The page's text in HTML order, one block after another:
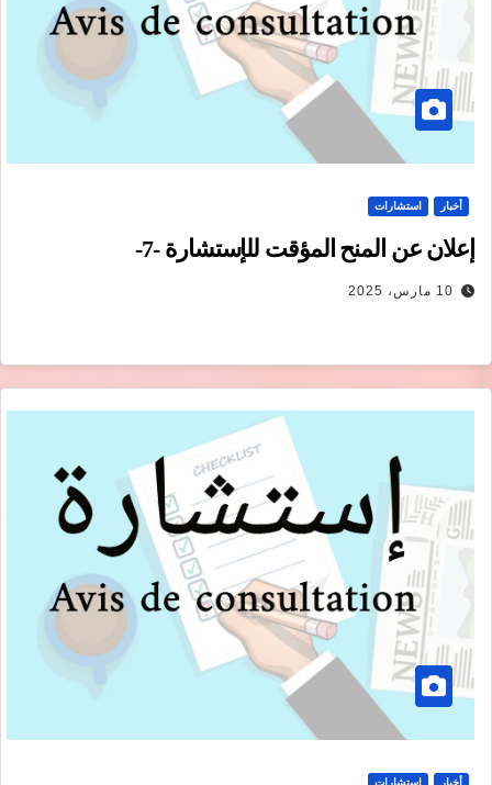
أخبار استشارات
إعلان عن المنح المؤقت للإستشارة -7-
10 مارس، 2025
أخبار استشارات